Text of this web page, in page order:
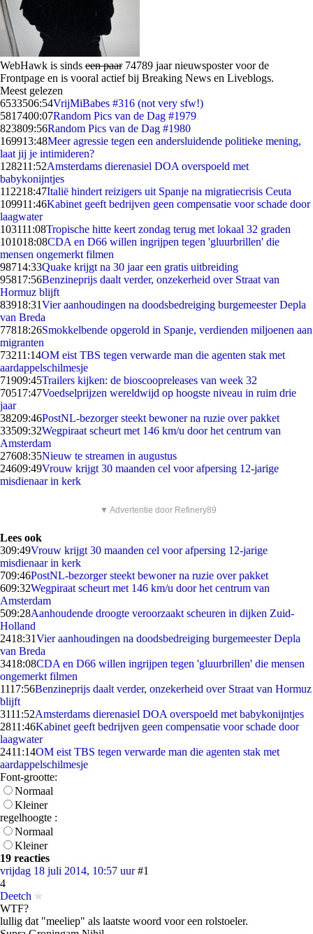
WebHawk is sinds een paar74789 jaar nieuwsposter voor de
Frontpage en is vooral actief bij Breaking News en Liveblogs.
Meest gelezen
6533506:54VrijMiBabes #316 (not very sfw!)
5817400:07Random Pics van de Dag #1979
823809:56Random Pics van de Dag #1980
169913:48Meer agressie tegen een andersluidende politieke mening,
laat jij je intimideren?
128211:52Amsterdams dierenasiel DOA overspoeld met
babykonijntjes
112218:47Italië hindert reizigers uit Spanje na migratiecrisis Ceuta
109911:46Kabinet geeft bedrijven geen compensatie voor schade door
laagwater
103111:08Tropische hitte keert zondag terug met lokaal 32 graden
101018:08CDA en D66 willen ingrijpen tegen 'gluurbrillen' die
mensen ongemerkt filmen
98714:33Quake krijgt na 30 jaar een gratis uitbreiding
95817:56Benzineprijs daalt verder, onzekerheid over Straat van
Hormuz blijft
83918:31Vier aanhoudingen na doodsbedreiging burgemeester Depla
van Breda
77818:26Smokkelbende opgerold in Spanje, verdienden miljoenen aan
migranten
73211:14OM eist TBS tegen verwarde man die agenten stak met
aardappelschilmesje
71909:45Trailers kijken: de bioscoopreleases van week 32
70517:47Voedselprijzen wereldwijd op hoogste niveau in ruim drie
jaar
38209:46PostNL-bezorger steekt bewoner na ruzie over pakket
33509:32Wegpiraat scheurt met 146 km/u door het centrum van
Amsterdam
27608:35Nieuw te streamen in augustus
24609:49Vrouw krijgt 30 maanden cel voor afpersing 12-jarige
misdienaar in kerk
▼ Advertentie door Refinery89
Lees ook
309:49Vrouw krijgt 30 maanden cel voor afpersing 12-jarige
misdienaar in kerk
709:46PostNL-bezorger steekt bewoner na ruzie over pakket
609:32Wegpiraat scheurt met 146 km/u door het centrum van
Amsterdam
509:28Aanhoudende droogte veroorzaakt scheuren in dijken Zuid-
Holland
2418:31Vier aanhoudingen na doodsbedreiging burgemeester Depla
van Breda
3418:08CDA en D66 willen ingrijpen tegen 'gluurbrillen' die mensen
ongemerkt filmen
1117:56Benzineprijs daalt verder, onzekerheid over Straat van Hormuz
blijft
3111:52Amsterdams dierenasiel DOA overspoeld met babykonijntjes
2811:46Kabinet geeft bedrijven geen compensatie voor schade door
laagwater
2411:14OM eist TBS tegen verwarde man die agenten stak met
aardappelschilmesje
Font-grootte:
Normaal
Kleiner
regelhoogte :
Normaal
Kleiner
19 reacties
vrijdag 18 juli 2014, 10:57 uur #1
4
Deetch
WTF?
lullig dat "meeliep" als laatste woord voor een rolstoeler.